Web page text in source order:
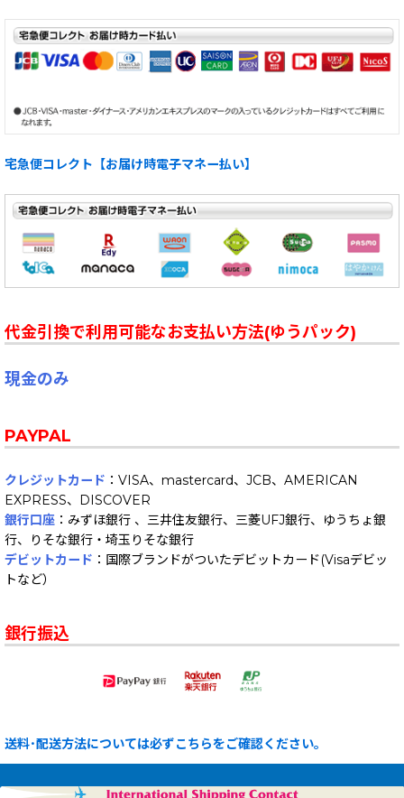
宅急便コレクト【お届け時電子マネー払い】
代金引換で利用可能なお支払い方法(ゆうパック)
現金のみ
PAYPAL
クレジットカード ：VISA、mastercard、JCB、AMERICAN
EXPRESS、DISCOVER
銀行口座 ：みずほ銀行 、三井住友銀行、三菱UFJ銀行、ゆうちょ銀
行、りそな銀行・埼玉りそな銀行
デビットカード ：国際ブランドがついたデビットカード(Visaデビッ
トなど）
銀行振込
送料･配送方法については必ずこちらをご確認ください。